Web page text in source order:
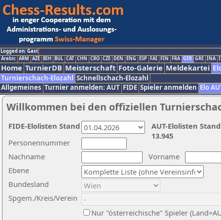
Logged on: Gast
Arabic ARM AZE BIH BUL CAT CHN CRO CZE DEN ENG ESP FAI FIN FRA GER GRE INA
Home TurnierDB Meisterschaft Foto-Galerie Meldekartei
Turnierschach-Elozahl Schnellschach-Elozahl
Allgemeines Turnier anmelden: AUT FIDE Spieler anmelden Elo
Willkommen bei den offiziellen
Nachname
Vorname
Ebene
Personennummer
Bundesland
Spgem./Kreis/Verein
Nur "österreichische" Spieler
AUT-Elolisten
13.945
FIDE-Elolisten Stand